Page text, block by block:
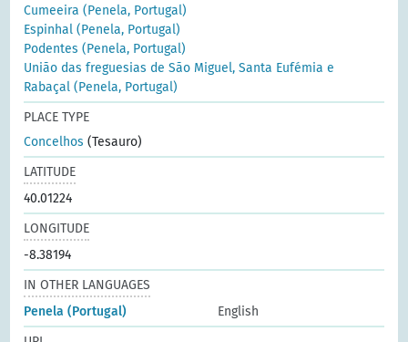
Cumeeira (Penela, Portugal)
Espinhal (Penela, Portugal)
Podentes (Penela, Portugal)
União das freguesias de São Miguel, Santa Eufémia e
Rabaçal (Penela, Portugal)
PLACE TYPE
Concelhos (Tesauro)
LATITUDE
40.01224
LONGITUDE
-8.38194
IN OTHER LANGUAGES
Penela (Portugal)
English